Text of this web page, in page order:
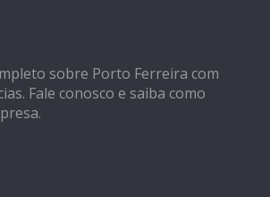
sobre Porto Ferreira com
Fale conosco e saiba como